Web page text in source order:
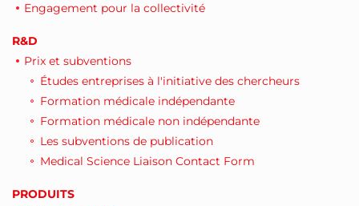
Engagement pour la collectivité
R&D
Prix et subventions
Études entreprises à l'initiative des chercheurs
Formation médicale indépendante
Formation médicale non indépendante
Les subventions de publication
Medical Science Liaison Contact Form
PRODUITS